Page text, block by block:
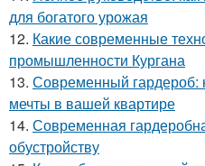
для богатого урожая
12. Какие современные
промышленности Кургана
13. Современный гардероб:
мечты в вашей квартире
14. Современная
обустройству